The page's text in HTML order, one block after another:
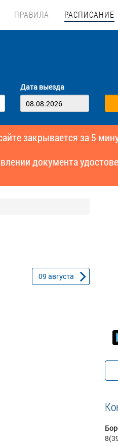
ПРАВИЛА РАСПИСАНИЕ
Дата выезда
закрывается за 5
документа
09 августа